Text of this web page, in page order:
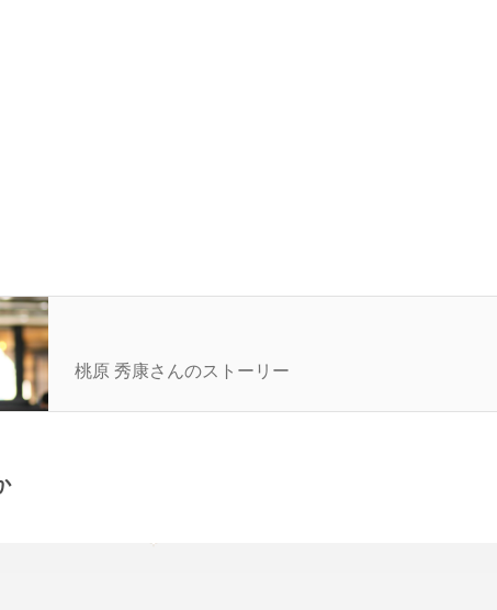
作れる。変革期にある大手企業のEMが考える理想
の組織とは
桃原 秀康さんのストーリー